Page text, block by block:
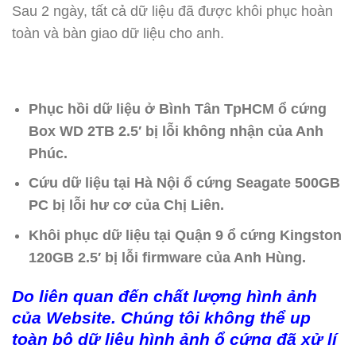
Sau 2 ngày, tất cả dữ liệu đã được khôi phục hoàn
toàn và bàn giao dữ liệu cho anh.
Phục hồi dữ liệu ở Bình Tân TpHCM ổ cứng
Box WD 2TB 2.5′ bị lỗi không nhận của Anh
Phúc.
Cứu dữ liệu tại Hà Nội ổ cứng Seagate 500GB
PC bị lỗi hư cơ của Chị Liên.
Khôi phục dữ liệu tại Quận 9 ổ cứng Kingston
120GB 2.5′ bị lỗi firmware của Anh Hùng.
Do liên quan đến chất lượng hình ảnh
của Website. Chúng tôi không thể up
toàn bộ dữ liệu hình ảnh ổ cứng đã xử lí